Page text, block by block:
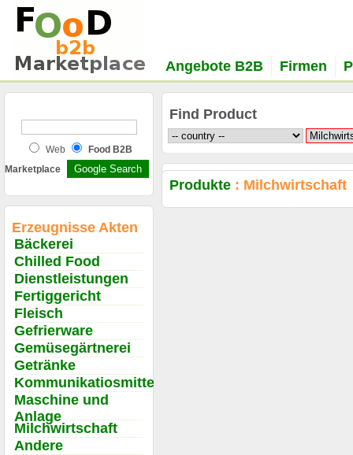
Angebote B2B Firmen
Web
Food B2B
Marketplace
Erzeugnisse Akten
Bäckerei
Chilled Food
Dienstleistungen
Fertiggericht
Fleisch
Gefrierware
Gemüsegärtnerei
Getränke
Kommunikatiosmittel
Maschine und
Anlage
Milchwirtschaft
Andere
Find Product
Produkte : Milchwirtschaft